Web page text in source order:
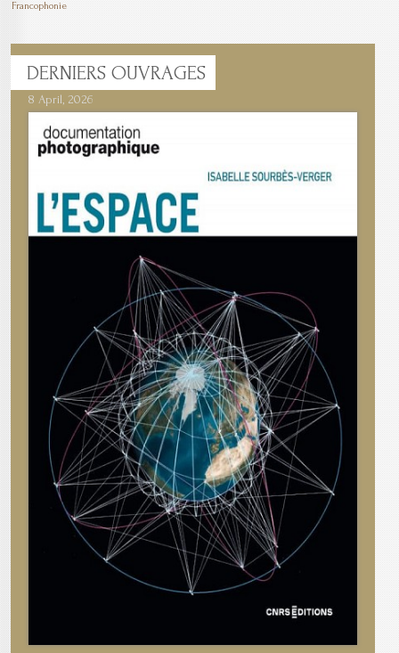
Francophonie
DERNIERS OUVRAGES
8 April, 2026
7 April, 2026
1 March, 2026
23 December, 2025
9 December, 2025
6 October, 2025
5 April, 2025
17 March, 2025
11 January, 2025
10 January, 2025